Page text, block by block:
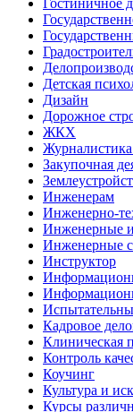
Гостиничное
Детская
Дизайн
Дорожное
ЖКХ
Закупочная
Инженерам
Инженерно-
Инженерные
Инженерные
Инструктор
Кадровое
Клиническая
Контроль
Коучинг
Культура и
Курсы